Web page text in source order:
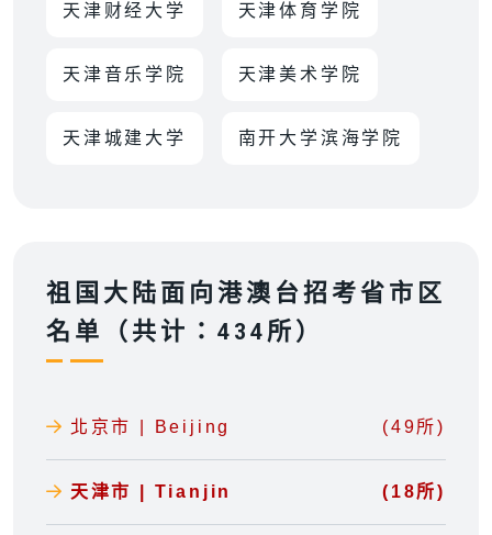
天津财经大学 天津体育学院
天津音乐学院 天津美术学院
天津城建大学 南开大学滨海学院
祖国大陆面向港澳台招考省市区
名单（共计：434所）
北京市 | Beijing (49所)
天津市 | Tianjin (18所)